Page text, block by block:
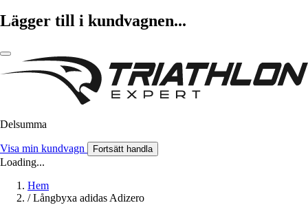
Lägger till i kundvagnen...
Delsumma
Visa min kundvagn Fortsätt handla
Loading...
Hem
/ Långbyxa adidas Adizero